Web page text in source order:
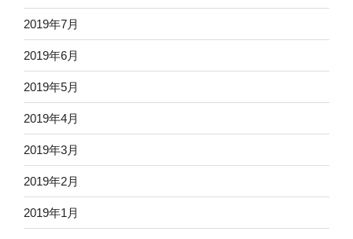
2019年7月
2019年6月
2019年5月
2019年4月
2019年3月
2019年2月
2019年1月